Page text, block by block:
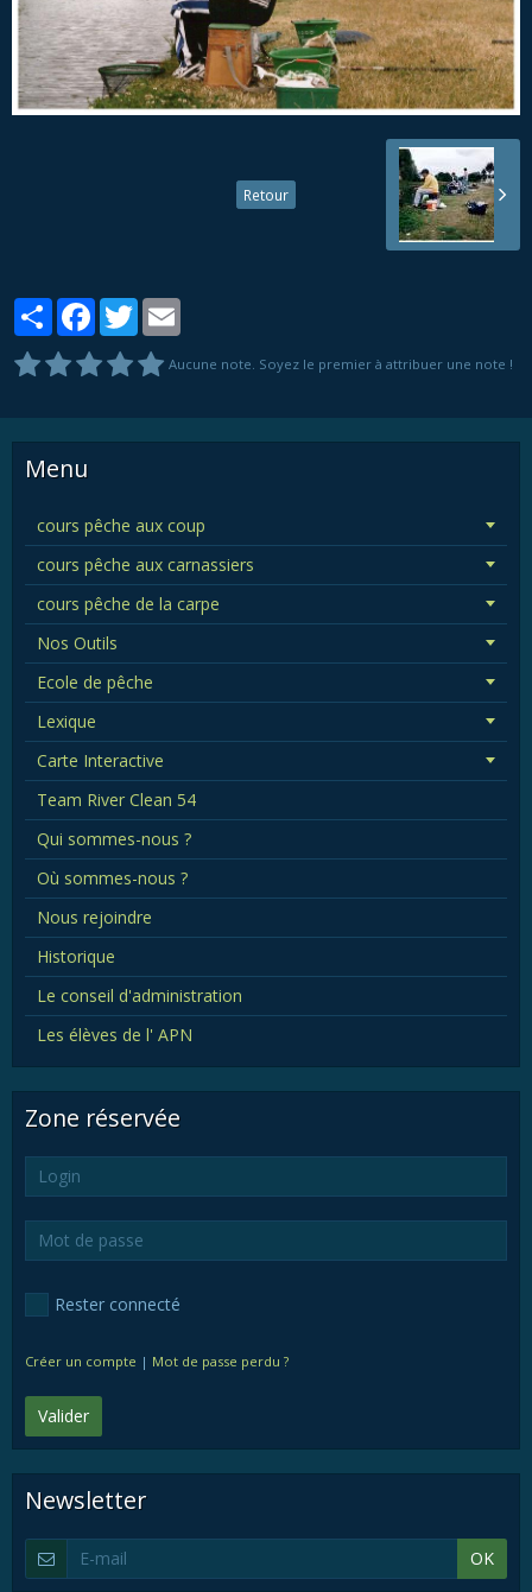
Retour
PartagerFacebook
Twitter
Aucune note. Soyez le premier à attribuer une note !
Menu
cours pêche aux coup
cours pêche aux carnassiers
cours pêche de la carpe
Nos Outils
Ecole de pêche
Lexique
Carte Interactive
Team River Clean 54
Qui sommes-nous ?
Où sommes-nous ?
Nous rejoindre
Historique
Le conseil d'administration
Les élèves de l' APN
Zone réservée
Rester connecté
Créer un compte | Mot de passe perdu ?
Valider
Newsletter
OK